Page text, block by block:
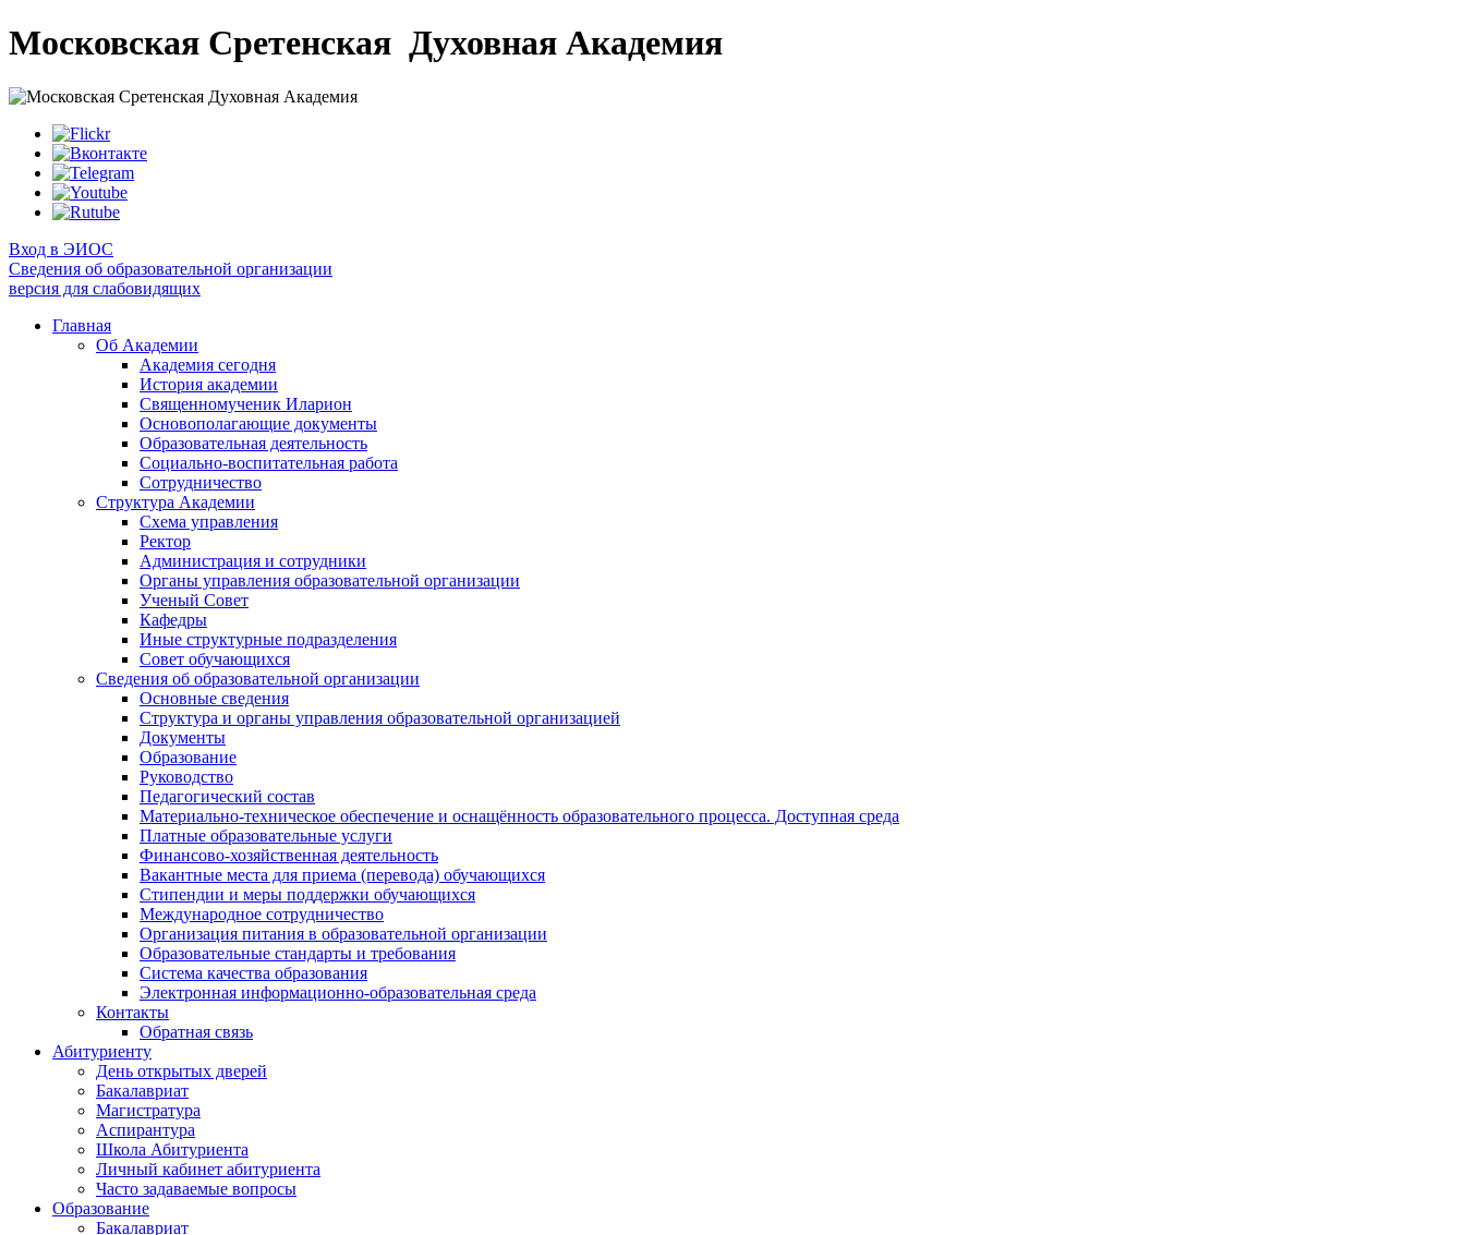
Московская Сретенская Духовная Академия
Вход в ЭИОС
Сведения об образовательной организации
версия для слабовидящих
Главная
Об Академии
Академия сегодня
История академии
Священномученик Иларион
Основополагающие документы
Образовательная деятельность
Социально-воспитательная работа
Сотрудничество
Структура Академии
Схема управления
Ректор
Администрация и сотрудники
Органы управления образовательной организации
Ученый Совет
Кафедры
Иные структурные подразделения
Совет обучающихся
Сведения об образовательной организации
Основные сведения
Структура и органы управления образовательной организацией
Документы
Образование
Руководство
Педагогический состав
Материально-техническое обеспечение и оснащённость образовательного процесса. Доступная среда
Платные образовательные услуги
Финансово-хозяйственная деятельность
Вакантные места для приема (перевода) обучающихся
Стипендии и меры поддержки обучающихся
Международное сотрудничество
Организация питания в образовательной организации
Образовательные стандарты и требования
Система качества образования
Электронная информационно-образовательная среда
Контакты
Обратная связь
Абитуриенту
День открытых дверей
Бакалавриат
Магистратура
Аспирантура
Школа Абитуриента
Личный кабинет абитуриента
Часто задаваемые вопросы
Образование
Бакалавриат